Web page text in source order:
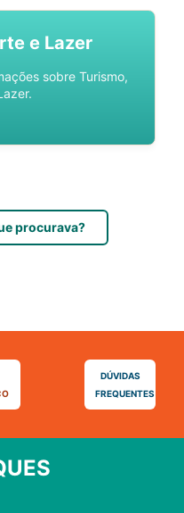
e Lazer
sobre Turismo,
procurava?
DÚVIDAS
FREQUENTES